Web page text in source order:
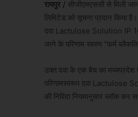
रायपुर / सीजीएमएससी से मिली
लिमिटेड को सूचना प्रदान किया
दवा Lactulose Solution IP 10
जाने के परिणाम स्वरुप “फर्म
उक्त दवा के एक बैच का मध्यप्रदेश
परिणामस्वरूप दवा Lactulose
की निविदा नियमानुसार ब्लॉक कर